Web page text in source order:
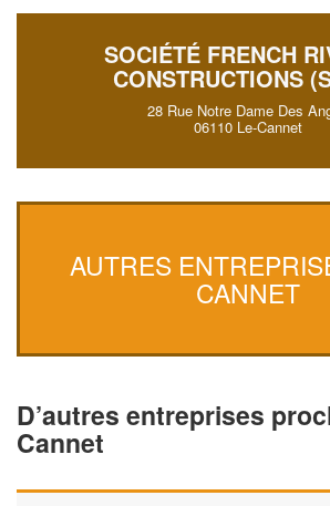
SOCIÉTÉ FRENCH
CONSTRUCTIONS
28 Rue Notre Dame Des
06110 Le-Cannet
AUTRES
CANNET
D’autres entreprises
Cannet